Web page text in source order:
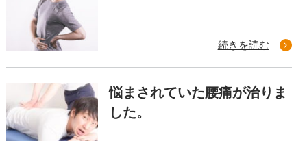
続きを読む
悩まされていた腰痛が治りま
した。